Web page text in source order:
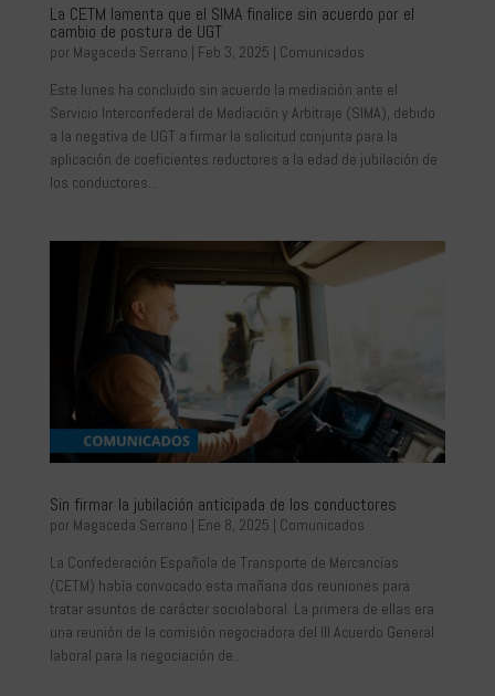
La CETM lamenta que el SIMA finalice sin acuerdo por el
cambio de postura de UGT
por Magaceda Serrano | Feb 3, 2025 | Comunicados
Este lunes ha concluido sin acuerdo la mediación ante el
Servicio Interconfederal de Mediación y Arbitraje (SIMA), debido
a la negativa de UGT a firmar la solicitud conjunta para la
aplicación de coeficientes reductores a la edad de jubilación de
los conductores...
Sin firmar la jubilación anticipada de los conductores
por Magaceda Serrano Ene 8, 2025
Comunicados
La Confederación Española de Transporte de Mercancías
(CETM) había convocado esta mañana dos reuniones para
tratar asuntos de carácter sociolaboral. La primera de ellas era
una reunión de la comisión negociadora del III Acuerdo General
laboral para la negociación de...